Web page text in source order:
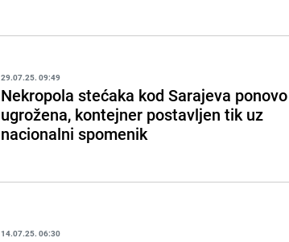
29.07.25. 09:49
Nekropola stećaka kod Sarajeva ponovo
ugrožena, kontejner postavljen tik uz
nacionalni spomenik
14.07.25. 06:30